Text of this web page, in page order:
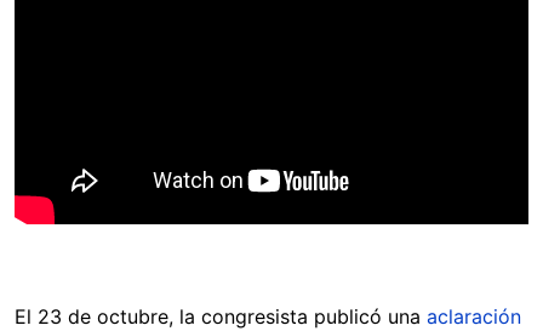
El 23 de octubre, la congresista publicó una aclaración